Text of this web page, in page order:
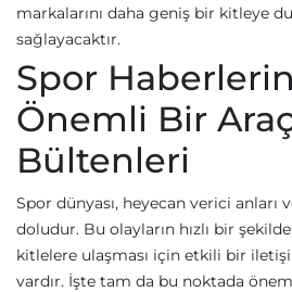
markalarını daha geniş bir kitleye
sağlayacaktır.
Spor
Önemli Bir
Bültenleri
Spor dünyası, heyecan verici anları
doludur. Bu olayların hızlı bir
kitlelere ulaşması için etkili bir
vardır. İşte tam da bu noktada